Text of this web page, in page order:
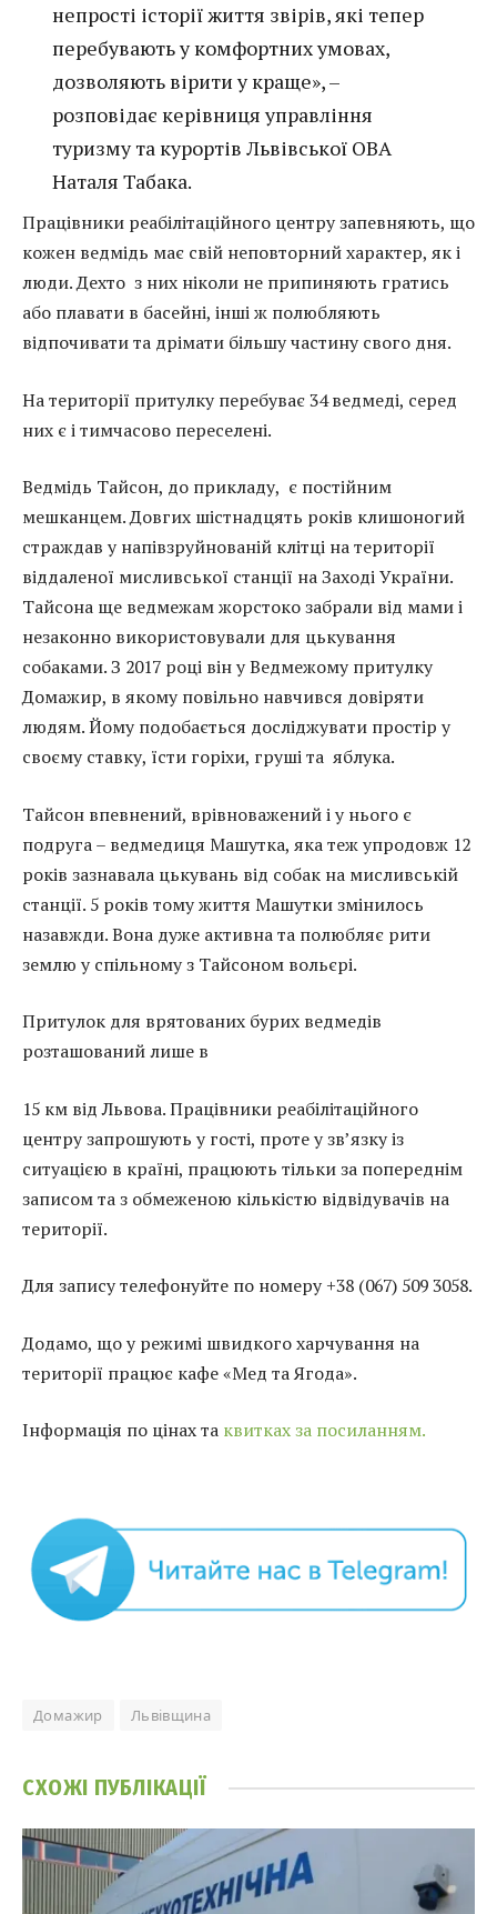
непрості історії життя звірів, які тепер
перебувають у комфортних умовах,
дозволяють вірити у краще», –
розповідає керівниця управління
туризму та курортів Львівської ОВА
Наталя Табака.
Працівники реабілітаційного центру запевняють, що
кожен ведмідь має свій неповторний характер, як і
люди. Дехто з них ніколи не припиняють гратись
або плавати в басейні, інші ж полюбляють
відпочивати та дрімати більшу частину свого дня.
На території притулку перебуває 34 ведмеді, серед
них є і тимчасово переселені.
Ведмідь Тайсон, до прикладу, є постійним
мешканцем. Довгих шістнадцять років клишоногий
страждав у напівзруйнованій клітці на території
віддаленої мисливської станції на Заході України.
Тайсона ще ведмежам жорстоко забрали від мами і
незаконно використовували для цькування
собаками. З 2017 році він у Ведмежому притулку
Домажир, в якому повільно навчився довіряти
людям. Йому подобається досліджувати простір у
своєму ставку, їсти горіхи, груші та яблука.
Тайсон впевнений, врівноважений і у нього є
подруга – ведмедиця Машутка, яка теж упродовж 12
років зазнавала цькувань від собак на мисливській
станції. 5 років тому життя Машутки змінилось
назавжди. Вона дуже активна та полюбляє рити
землю у спільному з Тайсоном вольєрі.
Притулок для врятованих бурих ведмедів
розташований лише в
15 км від Львова. Працівники реабілітаційного
центру запрошують у гості, проте у зв’язку із
ситуацією в країні, працюють тільки за попереднім
записом та з обмеженою кількістю відвідувачів на
території.
Для запису телефонуйте по номеру +38 (067) 509 3058.
Додамо, що у режимі швидкого харчування на
території працює кафе «Мед та Ягода».
Інформація по цінах та квитках за посиланням.
Домажир Львівщина
СХОЖІ ПУБЛІКАЦІЇ